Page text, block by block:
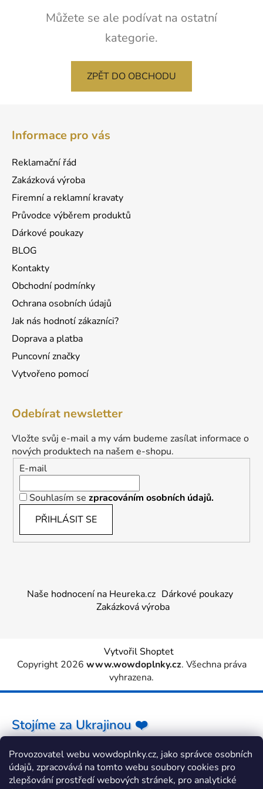
Provozovatel webu wowdoplnky.cz, jako správce osobních
údajů, zpracovává na tomto webu soubory cookies pro
zlepšování prostředí webových stránek, pro analytické
Můžete se ale podívat na ostatní
kategorie.
ZPĚT DO OBCHODU
Informace pro vás
Reklamační řád
Zakázková výroba
Firemní a reklamní kravaty
Průvodce výběrem produktů
Dárkové poukazy
BLOG
Kontakty
Obchodní podmínky
Ochrana osobních údajů
Jak nás hodnotí zákazníci?
Doprava a platba
Puncovní značky
Vytvořeno pomocí
Odebírat newsletter
Vložte svůj e-mail a my vám budeme zasílat informace o
nových produktech na našem e-shopu.
E-mail
Souhlasím se zpracováním osobních údajů.
PŘIHLÁSIT SE
Naše hodnocení na Heureka.cz Dárkové poukazy
Zakázková výroba
Vytvořil Shoptet
Copyright 2026 www.wowdoplnky.cz. Všechna práva
vyhrazena.
Stojíme za Ukrajinou ❤️
Jak a čím pomoci »